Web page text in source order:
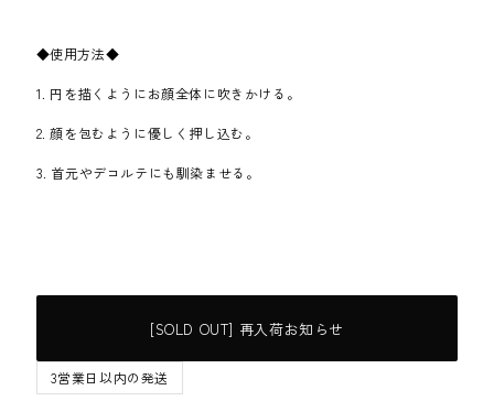
◆使用方法◆
1. 円を描くようにお顔全体に吹きかける。
2. 顔を包むように優しく押し込む。
3. 首元やデコルテにも馴染ませる。
[SOLD OUT] 再入荷お知らせ
3営業日以内の発送